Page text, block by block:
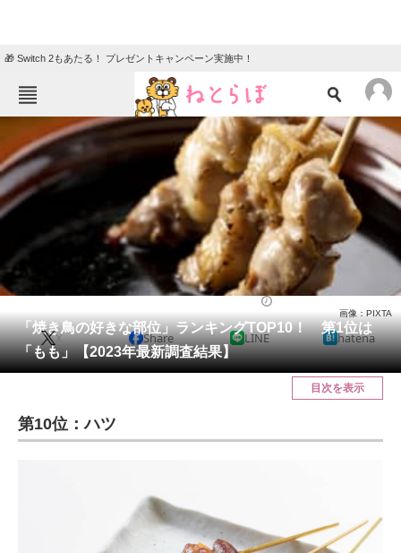
🎁 Switch 2もあたる！ プレゼントキャンペーン実施中！
ねとらぼメニュー
TOP ニュース
エンタメ クイズ
地域
教育・育児
動物 リサーチ
会員記事
メディア
ITの今と未来を見通す
進化するPCとデバイスの未来
「焼き鳥の好きな部位」ランキングTOP10！ 第1位は
「もも」【2023年最新調査結果】
画像：PIXTA
X Share LINE hatena
目次を表示
第10位：ハツ